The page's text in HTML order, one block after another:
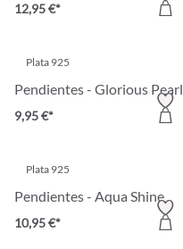
12,95 €*
Plata 925
Pendientes - Glorious Pearl
9,95 €*
Plata 925
Pendientes - Aqua Shine
10,95 €*